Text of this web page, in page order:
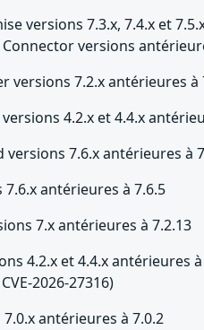
versions 7.3.x, 7.4.x et
versions
versions 7.2.x antérieures à
4.2.x et 4.4.x
versions 7.6.x antérieures à
antérieures à 7.6.5
7.x antérieures à 7.2.13
4.2.x et 4.4.x antérieures
2026-27316)
antérieures à 7.0.2